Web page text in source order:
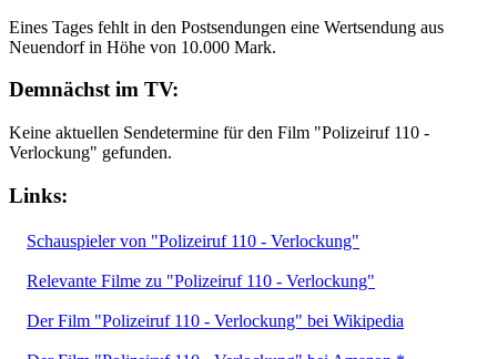
Eines Tages fehlt in den Postsendungen eine Wertsendung aus
Neuendorf in Höhe von 10.000 Mark.
Demnächst im TV:
Keine aktuellen Sendetermine für den Film "Polizeiruf 110 -
Verlockung" gefunden.
Links:
Schauspieler von "Polizeiruf 110 - Verlockung"
Relevante Filme zu "Polizeiruf 110 - Verlockung"
Der Film "Polizeiruf 110 - Verlockung" bei Wikipedia